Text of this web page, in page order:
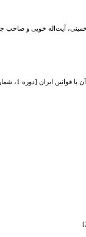
آیت‌اله خویی و صاحب جواهر و